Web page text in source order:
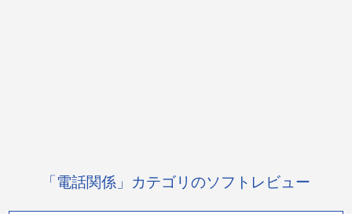
「電話関係」カテゴリのソフトレビュー